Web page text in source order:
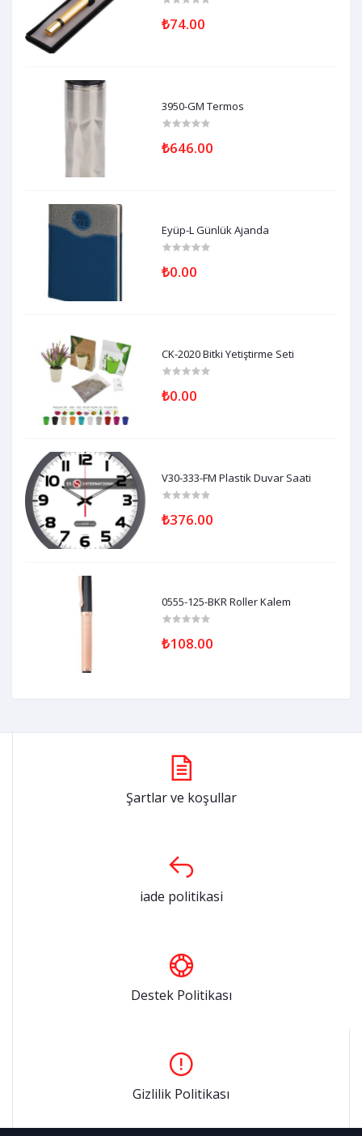
₺74.00
3950-GM Termos
₺646.00
Eyüp-L Günlük Ajanda
₺0.00
CK-2020 Bitki Yetiştirme Seti
₺0.00
V30-333-FM Plastik Duvar Saati
₺376.00
0555-125-BKR Roller Kalem
₺108.00
Şartlar ve koşullar
iade politikasi
Destek Politikası
Gizlilik Politikası